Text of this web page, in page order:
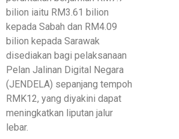
bilion iaitu RM3.61 bilion
kepada Sabah dan RM4.09
bilion kepada Sarawak
disediakan bagi pelaksanaan
Pelan Jalinan Digital Negara
(JENDELA) sepanjang tempoh
RMK12, yang diyakini dapat
meningkatkan liputan jalur
lebar.